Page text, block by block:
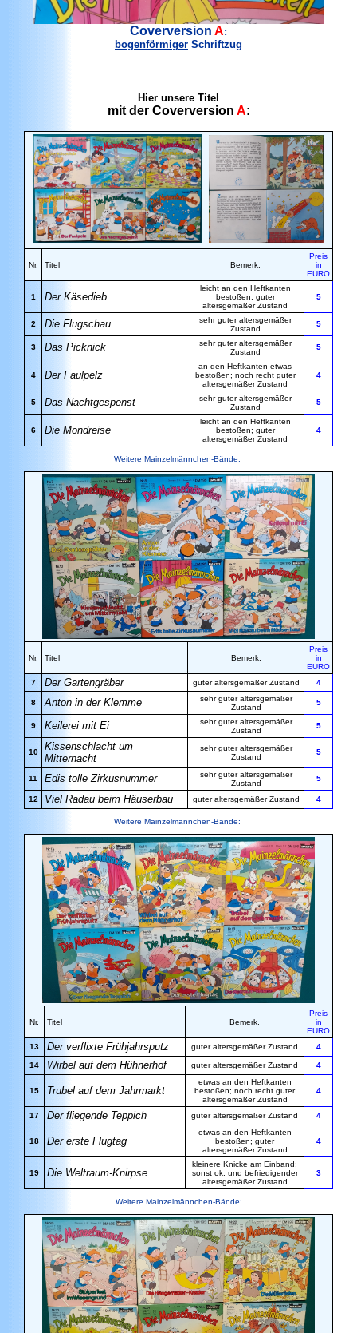
Coverversion A:
bogenförmiger Schriftzug
Hier unsere Titel
mit der Coverversion A:
Nr. Titel Bemerk.
Preis
in
EURO
1 Der Käsedieb
leicht an den Heftkanten
bestoßen; guter
altersgemäßer Zustand
5
2 Die Flugschau
sehr guter altersgemäßer
Zustand
5
3 Das Picknick
sehr guter altersgemäßer
Zustand
5
4 Der Faulpelz
an den Heftkanten etwas
bestoßen; noch recht guter
altersgemäßer Zustand
4
5 Das Nachtgespenst
sehr guter altersgemäßer
Zustand
5
6 Die Mondreise
leicht an den Heftkanten
bestoßen; guter
altersgemäßer Zustand
4
Weitere Mainzelmännchen-Bände:
Nr. Titel Bemerk.
Preis
in
EURO
7
Der Gartengräber guter altersgemäßer Zustand 4
8 Anton in der Klemme
sehr guter altersgemäßer
Zustand
5
9 Keilerei mit Ei
sehr guter altersgemäßer
Zustand
5
10
Kissenschlacht um
Mitternacht
sehr guter altersgemäßer
Zustand
5
11 Edis tolle Zirkusnummer
sehr guter altersgemäßer
Zustand
5
12 Viel Radau beim Häuserbau guter altersgemäßer Zustand 4
Weitere Mainzelmännchen-Bände:
Nr. Titel Bemerk.
Preis
in
EURO
13
Der verflixte Frühjahrsputz guter altersgemäßer Zustand 4
14 Wirbel auf dem Hühnerhof guter altersgemäßer Zustand 4
15 Trubel auf dem Jahrmarkt
etwas an den Heftkanten
bestoßen; noch recht guter
altersgemäßer Zustand
4
17 Der fliegende Teppich guter altersgemäßer Zustand 4
18 Der erste Flugtag
etwas an den Heftkanten
bestoßen; guter
altersgemäßer Zustand
4
19 Die Weltraum-Knirpse
kleinere Knicke am Einband;
sonst ok. und befriedigender
altersgemäßer Zustand
3
Weitere Mainzelmännchen-Bände: